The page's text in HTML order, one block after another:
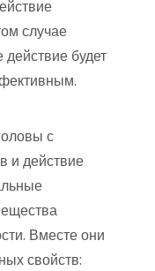
случае
будет
с
и действие
Вместе они
свойств: